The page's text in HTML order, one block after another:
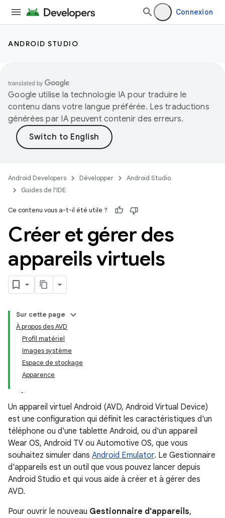
Connexion
ANDROID STUDIO
Google utilise la technologie IA pour traduire le
contenu dans votre langue préférée. Les traductions
générées par IA peuvent contenir des erreurs.
Android Developers Développer
Android Studio
Guides de l'IDE
Ce contenu vous a-t-il été utile ?
Créer et gérer des
appareils virtuels
Sur cette page
À propos des AVD
Profil matériel
Images système
Espace de stockage
Apparence
Un appareil virtuel Android (AVD, Android Virtual Device)
est une configuration qui définit les caractéristiques d'un
téléphone ou d'une tablette Android, ou d'un appareil
Wear OS, Android TV ou Automotive OS, que vous
souhaitez simuler dans Android Emulator. Le Gestionnaire
d'appareils est un outil que vous pouvez lancer depuis
Android Studio et qui vous aide à créer et à gérer des
AVD.
Pour ouvrir le nouveau Gestionnaire d'appareils,